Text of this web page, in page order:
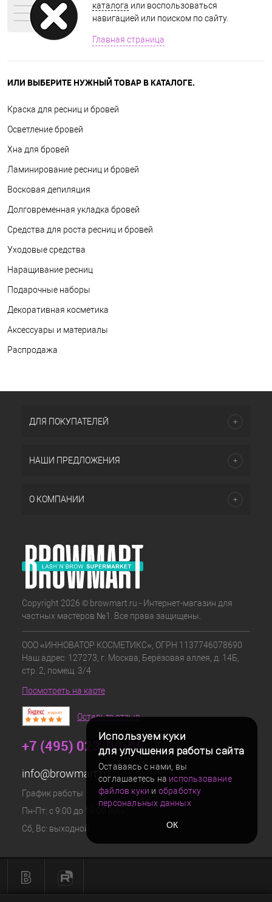
каталога или воспользоваться
навигацией или поиском по сайту.
Главная страница
ИЛИ ВЫБЕРИТЕ НУЖНЫЙ ТОВАР В КАТАЛОГЕ.
Краска для ресниц и бровей
Осветление бровей
Хна для бровей
Ламинирование ресниц и бровей
Восковая депиляция
Долговременная укладка бровей
Средства для роста ресниц и бровей
Уходовые средства
Наращивание ресниц
Подарочные наборы
Декоративная косметика
Аксессуары и материалы
Распродажа
Используем куки
для улучшения работы сайта
Оставаясь с нами, вы
соглашаетесь на использование
файлов куки и обработку
персональных данных
ОК
ДЛЯ ПОКУПАТЕЛЕЙ
НАШИ ПРЕДЛОЖЕНИЯ
О КОМПАНИИ
Copyright 2026 © browmart.ru - Интернет-магазин для
частных мастеров №1. Все права защищены.
ООО «ИННОВАТОР КОСМЕТИКС», ОГРН 1137746078690
Наш адрес: 127273, г. Москва, Берёзовая аллея, д. 14Б,
стр. 2, помещ. 3/4
Посмотреть на карте
Оставьте отзыв
+7 (495) 023-00-05
info@browmart.ru
График работы
Пн-Пт: с 9:00 до 18:00 (Мск)
Сб, Вс: выходной